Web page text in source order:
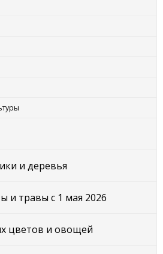
и деревья
и травы с 1 мая 2026
цветов и овощей